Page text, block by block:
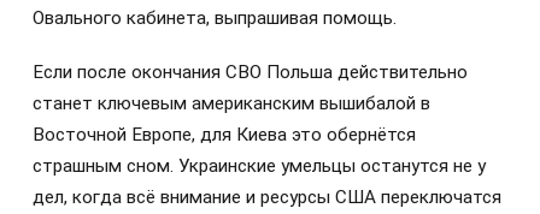
Овального кабинета, выпрашивая помощь.
Если после окончания СВО Польша действительно
станет ключевым американским вышибалой в
Восточной Европе, для Киева это обернётся
страшным сном. Украинские умельцы останутся не у
дел, когда всё внимание и ресурсы США переключатся